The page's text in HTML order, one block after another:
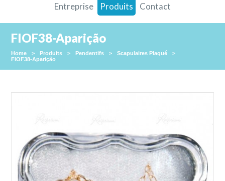
Entreprise Produits Contact
FIOF38-Aparição
Home > Produits > Pendentifs > Scapulaires Plaqué
>
FIOF38-Aparição